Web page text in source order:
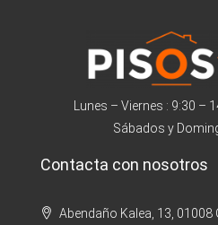
Lunes – Viernes : 9:30 –
Sábados y
Contacta con nosotros
Abendaño Kalea, 13, 01008